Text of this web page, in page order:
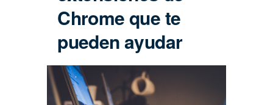
Chrome que te
pueden ayudar